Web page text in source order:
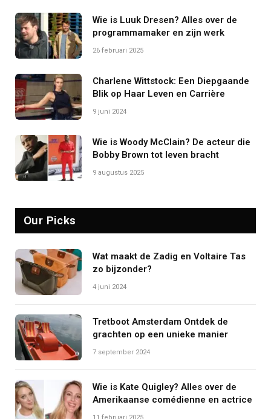
Wie is Luuk Dresen? Alles over de
programmamaker en zijn werk
26 februari 2025
Charlene Wittstock: Een Diepgaande
Blik op Haar Leven en Carrière
9 juni 2024
Wie is Woody McClain? De acteur die
Bobby Brown tot leven bracht
9 augustus 2025
Our Picks
Wat maakt de Zadig en Voltaire Tas
zo bijzonder?
4 juni 2024
Tretboot Amsterdam Ontdek de
grachten op een unieke manier
7 september 2024
Wie is Kate Quigley? Alles over de
Amerikaanse comédienne en actrice
11 februari 2025